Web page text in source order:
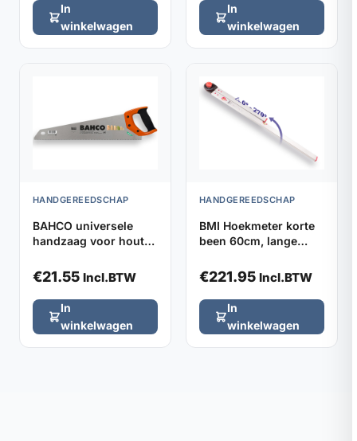
In
winkelwagen
In
winkelwagen
HANDGEREEDSCHAP
BAHCO universele
handzaag voor hout
47,5cm
€21.55 Incl.BTW
In
winkelwagen
HANDGEREEDSCHAP
BMI Hoekmeter korte
been 60cm, lange
€221.95 Incl.BTW
In
winkelwagen